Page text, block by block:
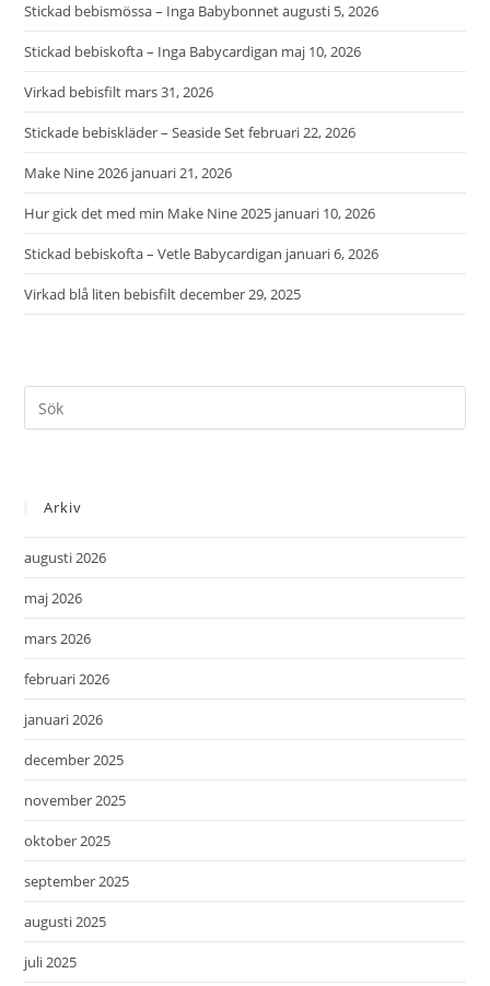
Stickad bebismössa – Inga Babybonnetaugusti 5, 2026
Stickad bebiskofta – Inga Babycardigan maj 10, 2026
Virkad bebisfilt mars 31, 2026
Stickade bebiskläder – Seaside Setfebruari 22, 2026
Make Nine 2026 januari 21, 2026
Hur gick det med min Make Nine 2025 januari 10, 2026
Stickad bebiskofta – Vetle Babycardigan januari 6, 2026
Virkad blå liten bebisfiltdecember 29, 2025
Arkiv
augusti 2026
maj 2026
mars 2026
februari 2026
januari 2026
december 2025
november 2025
oktober 2025
september 2025
augusti 2025
juli 2025